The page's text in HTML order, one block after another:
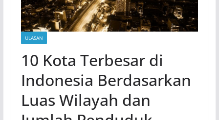
ULASAN
10 Kota Terbesar di
Indonesia Berdasarkan
Luas Wilayah dan